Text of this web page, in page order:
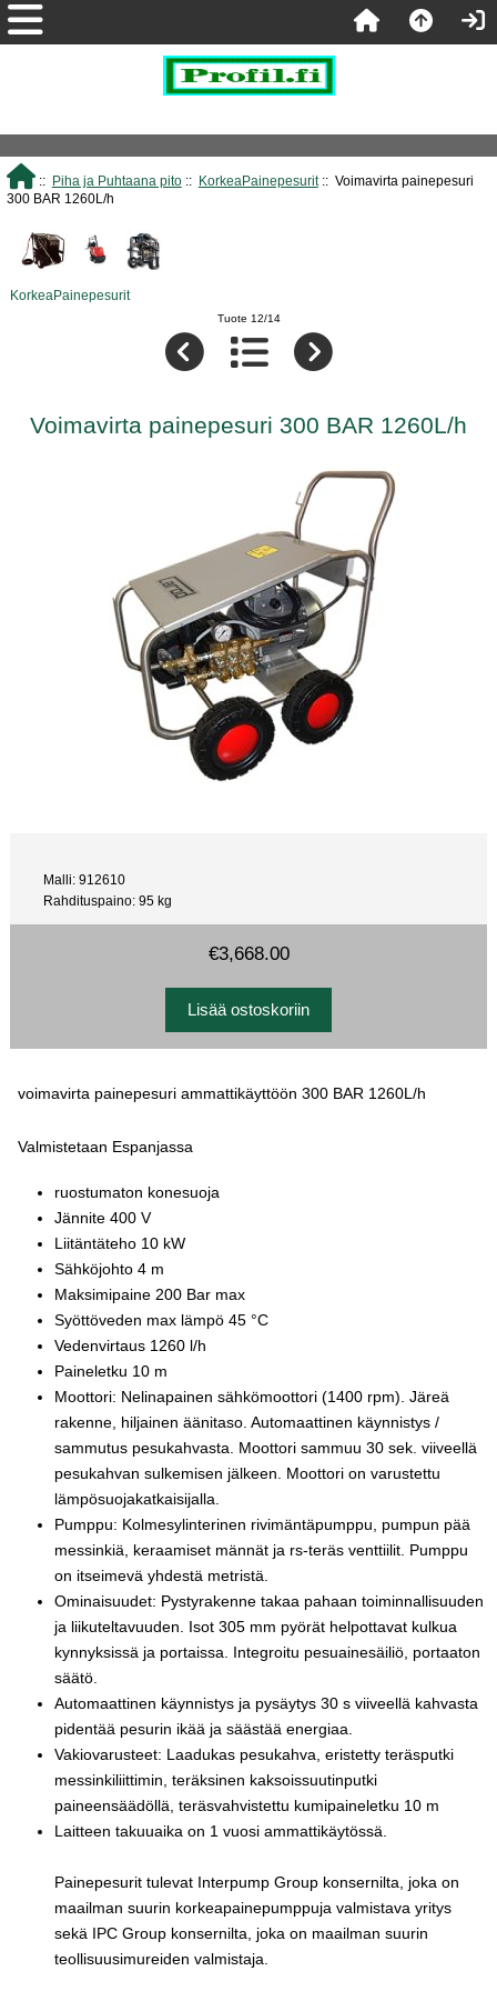
:: Piha ja Puhtaana pito:: KorkeaPainepesurit:: Voimavirta painepesuri
300 BAR 1260L/h
KorkeaPainepesurit
Tuote 12/14
Voimavirta painepesuri 300 BAR 1260L/h
Malli: 912610
Rahdituspaino: 95 kg
€3,668.00
voimavirta painepesuri ammattikäyttöön 300 BAR 1260L/h
Valmistetaan Espanjassa
ruostumaton konesuoja
Jännite 400 V
Liitäntäteho 10 kW
Sähköjohto 4 m
Maksimipaine 200 Bar max
Syöttöveden max lämpö 45 °C
Vedenvirtaus 1260 l/h
Paineletku 10 m
Moottori: Nelinapainen sähkömoottori (1400 rpm). Järeä
rakenne, hiljainen äänitaso. Automaattinen käynnistys /
sammutus pesukahvasta. Moottori sammuu 30 sek. viiveellä
pesukahvan sulkemisen jälkeen. Moottori on varustettu
lämpösuojakatkaisijalla.
Pumppu: Kolmesylinterinen rivimäntäpumppu, pumpun pää
messinkiä, keraamiset männät ja rs-teräs venttiilit. Pumppu
on itseimevä yhdestä metristä.
Ominaisuudet: Pystyrakenne takaa pahaan toiminnallisuuden
ja liikuteltavuuden. Isot 305 mm pyörät helpottavat kulkua
kynnyksissä ja portaissa. Integroitu pesuainesäiliö, portaaton
säätö.
Automaattinen käynnistys ja pysäytys 30 s viiveellä kahvasta
pidentää pesurin ikää ja säästää energiaa.
Vakiovarusteet: Laadukas pesukahva, eristetty teräsputki
messinkiliittimin, teräksinen kaksoissuutinputki
paineensäädöllä, teräsvahvistettu kumipaineletku 10 m
Laitteen takuuaika on 1 vuosi ammattikäytössä.
Painepesurit tulevat Interpump Group konsernilta, joka on
maailman suurin korkeapainepumppuja valmistava yritys
sekä IPC Group konsernilta, joka on maailman suurin
teollisuusimureiden valmistaja.